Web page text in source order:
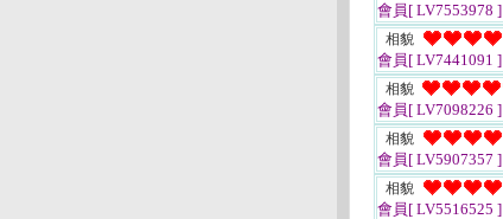
會員[ LV7553978 ]
相貌
會員[ LV7441091 ]
相貌
會員[ LV7098226 ]
相貌
會員[ LV5907357 ]
相貌
會員[ LV5516525 ]